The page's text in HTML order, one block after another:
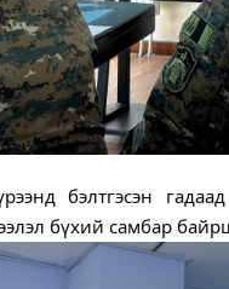
бэлтгэсэн
бүхий самбар